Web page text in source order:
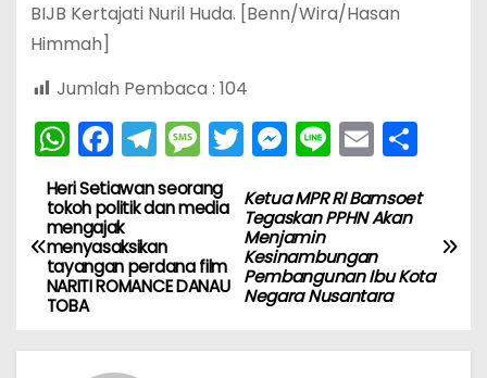
BIJB Kertajati Nuril Huda. [Benn/Wira/Hasan
Himmah]
Jumlah Pembaca : 104
W
h
a
ts
A
p
p
F
a
c
e
b
o
T
el
e
gr
a
M
e
s
a
e
T
w
itt
er
M
e
s
s
e
n
g
Li
n
e
E
m
ai
l
S
ar
N
a
v
Ketua MPR RI Bamsoet
Tegaskan PPHN Akan
Menjamin
Kesinambungan
Pembangunan Ibu Kota
Negara Nusantara
Heri Setiawan seorang
tokoh politik dan media
mengajak
menyasaksikan
tayangan perdana film
NARITI ROMANCE DANAU
TOBA